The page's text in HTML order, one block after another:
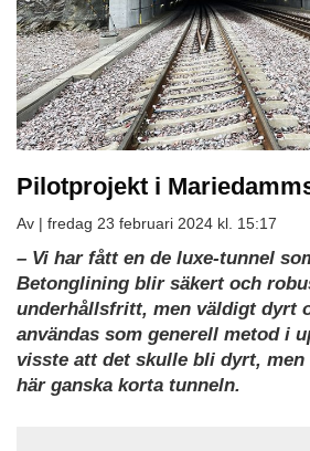
Pilotprojekt i
Av | fredag 23 februari 2024 kl. 15:17
– Vi har fått en de luxe-tunnel
Betonglining blir säkert och
underhållsfritt, men väldigt dyrt
användas som generell metod i
visste att det skulle bli dyrt, men
här ganska korta tunneln.